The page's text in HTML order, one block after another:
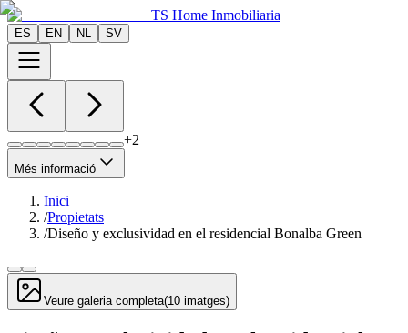
TS Home Inmobiliaria
ES EN NL SV
+2
Més informació
Inici
/Propietats
/Diseño y exclusividad en el residencial Bonalba Green
Veure galeria completa(10 imatges)